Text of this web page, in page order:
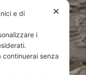
reCAPTCHA
✕
e di
i
senza